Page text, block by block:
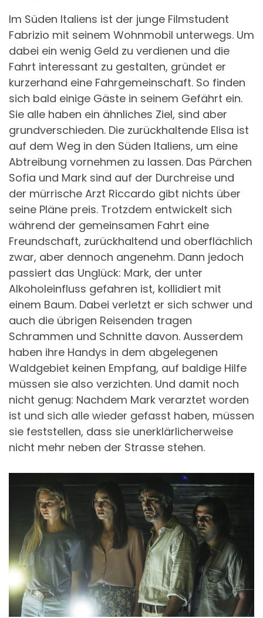
Im Süden Italiens ist der junge Filmstudent
Fabrizio mit seinem Wohnmobil unterwegs. Um
dabei ein wenig Geld zu verdienen und die
Fahrt interessant zu gestalten, gründet er
kurzerhand eine Fahrgemeinschaft. So finden
sich bald einige Gäste in seinem Gefährt ein.
Sie alle haben ein ähnliches Ziel, sind aber
grundverschieden. Die zurückhaltende Elisa ist
auf dem Weg in den Süden Italiens, um eine
Abtreibung vornehmen zu lassen. Das Pärchen
Sofia und Mark sind auf der Durchreise und
der mürrische Arzt Riccardo gibt nichts über
seine Pläne preis. Trotzdem entwickelt sich
während der gemeinsamen Fahrt eine
Freundschaft, zurückhaltend und oberflächlich
zwar, aber dennoch angenehm. Dann jedoch
passiert das Unglück: Mark, der unter
Alkoholeinfluss gefahren ist, kollidiert mit
einem Baum. Dabei verletzt er sich schwer und
auch die übrigen Reisenden tragen
Schrammen und Schnitte davon. Ausserdem
haben ihre Handys in dem abgelegenen
Waldgebiet keinen Empfang, auf baldige Hilfe
müssen sie also verzichten. Und damit noch
nicht genug: Nachdem Mark verarztet worden
ist und sich alle wieder gefasst haben, müssen
sie feststellen, dass sie unerklärlicherweise
nicht mehr neben der Strasse stehen.